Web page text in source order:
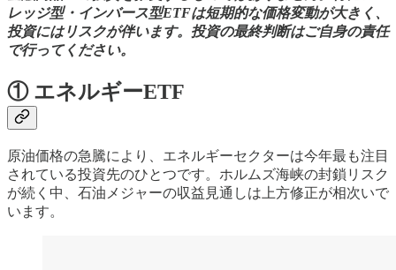
レッジ型・インバース型ETFは短期的な価格変動が大きく、
投資にはリスクが伴います。投資の最終判断はご自身の責任
で行ってください。
① エネルギーETF
原油価格の急騰により、エネルギーセクターは今年最も注目
されている投資先のひとつです。ホルムズ海峡の封鎖リスク
が続く中、石油メジャーの収益見通しは上方修正が相次いで
います。